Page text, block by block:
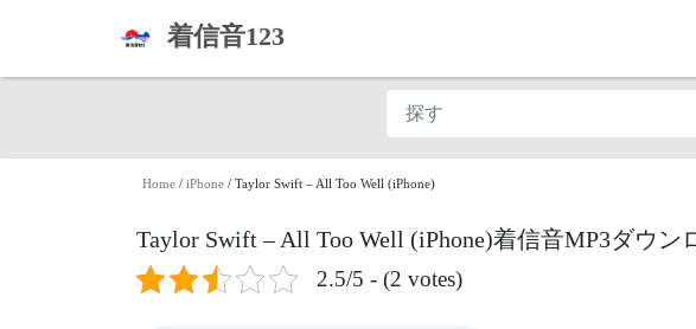
着信音123
Home / iPhone / Taylor Swift – All Too Well (iPhone)
Taylor Swift – All Too Well (iPhone)着信音MP3ダウン
2.5/5 - (2 votes)